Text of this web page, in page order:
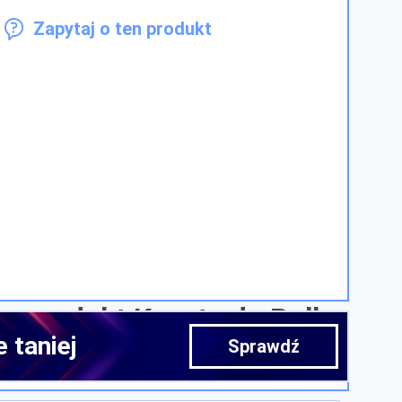
Zapytaj o ten produkt
produkt Kaseta do Roll
Exclusive
taniej